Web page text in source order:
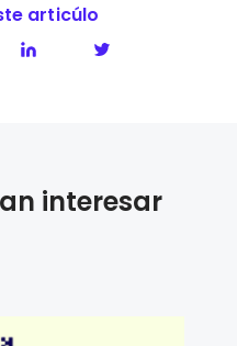
articúlo
interesar